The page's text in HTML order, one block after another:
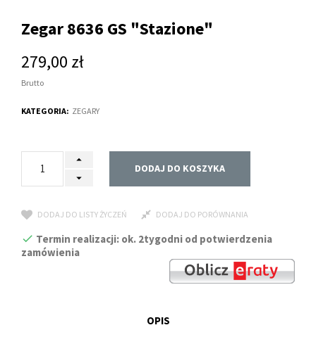
Zegar 8636 GS "Stazione"
279,00 zł
Brutto
KATEGORIA: ZEGARY
DODAJ DO KOSZYKA
DODAJ DO LISTY ŻYCZEŃ DODAJ DO PORÓWNANIA
Termin realizacji: ok. 2tygodni od potwierdzenia
zamówienia
OPIS